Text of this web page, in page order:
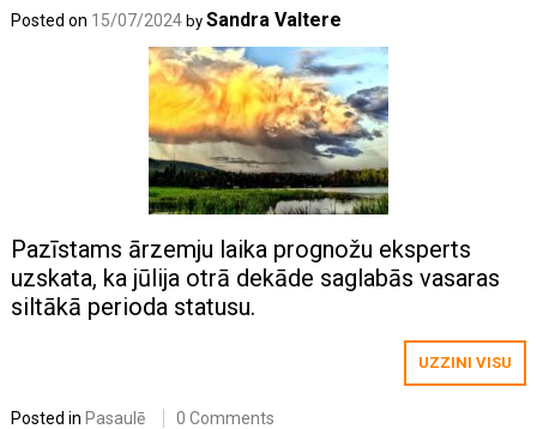
Posted on 15/07/2024 bySandra Valtere
Pazīstams ārzemju laika prognožu eksperts
uzskata, ka jūlija otrā dekāde saglabās vasaras
siltākā perioda statusu.
UZZINI VISU
Posted inPasaulē 0 Comments